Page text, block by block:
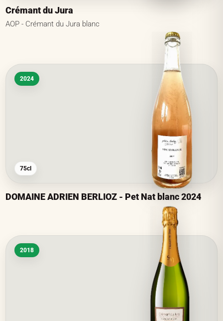
Crémant du Jura
AOP - Crémant du Jura blanc
2024
75cl
DOMAINE ADRIEN BERLIOZ - Pet Nat blanc 2024
2018